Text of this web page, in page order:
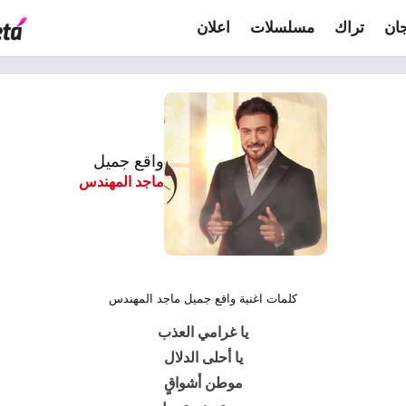
تراك مسلسلات اعلان
واقع جميل
ماجد المهندس
كلمات اغنية واقع جميل ماجد المهندس
يا غرامي العذب
يا أحلى الدلال
موطن أشواقٍ